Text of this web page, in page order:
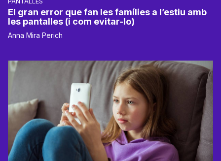
El gran error que fan les famílies a l’estiu amb
les pantalles (i com evitar-lo)
Anna Mira Perich